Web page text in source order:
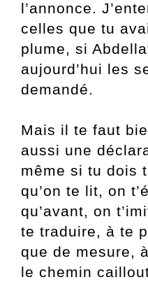
l’annonce. J
celles que tu
plume, si
aujourd’hui les
demandé.
Mais il te faut
aussi une
même si tu dois
qu’on te lit, on t
qu’avant, on t
te traduire, à te
que de mesure,
le chemin